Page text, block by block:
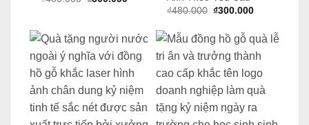
₫300.000.
₫480.000 Giá
₫480.000.
₫300.000Giá
là:
₫300.000.